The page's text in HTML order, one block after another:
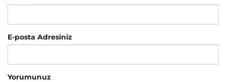
E-posta Adresiniz
Yorumunuz